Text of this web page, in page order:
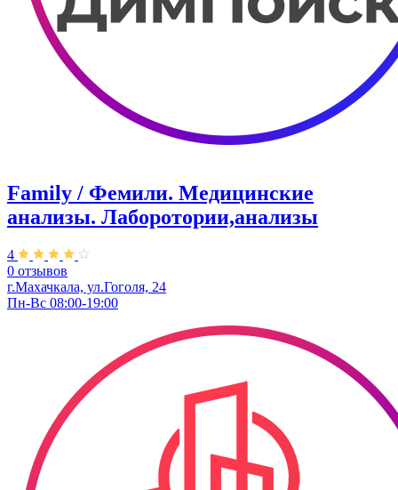
Family / Фемили. Медицинские
анализы. Лаборотории,анализы
4
0 отзывов
г.Махачкала, ул.Гоголя, 24
Пн-Вс 08:00-19:00